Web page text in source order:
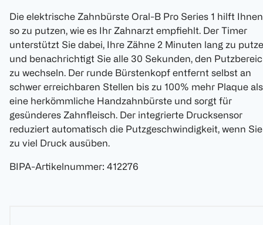
Die elektrische Zahnbürste Oral-B Pro Series 1 hilft Ihnen
so zu putzen, wie es Ihr Zahnarzt empfiehlt. Der Timer
unterstützt Sie dabei, Ihre Zähne 2 Minuten lang zu
und benachrichtigt Sie alle 30 Sekunden, den
zu wechseln. Der runde Bürstenkopf entfernt selbst an
schwer erreichbaren Stellen bis zu 100% mehr Plaque als
eine herkömmliche Handzahnbürste und sorgt für
gesünderes Zahnfleisch. Der integrierte Drucksensor
reduziert automatisch die Putzgeschwindigkeit, wenn Sie
zu viel Druck ausüben.
BIPA-Artikelnummer: 412276